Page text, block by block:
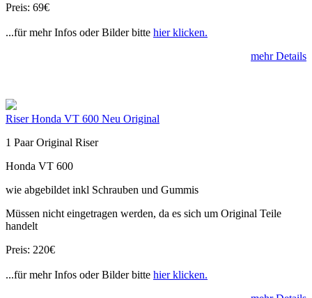
Preis: 69€
...für mehr Infos oder Bilder bitte hier klicken.
mehr Details
Riser Honda VT 600 Neu Original
1 Paar Original Riser
Honda VT 600
wie abgebildet inkl Schrauben und Gummis
Müssen nicht eingetragen werden, da es sich um Original Teile
handelt
Preis: 220€
...für mehr Infos oder Bilder bitte hier klicken.